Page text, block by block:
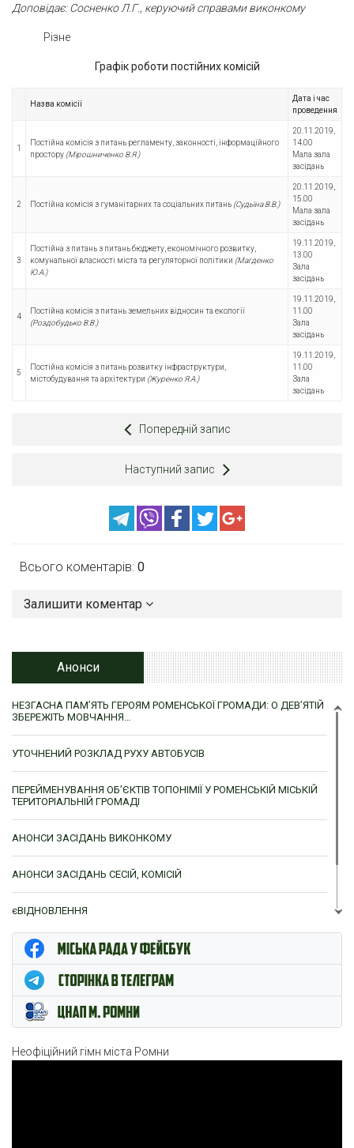
Доповідає: Сосненко Л.Г., керуючий справами виконкому
Різне
Графік роботи постійних комісій
Назва комісії
Дата і час
проведення
1
Постійна комісія з питань регламенту, законності, інформаційного
простору (Мірошниченко В.Я.)
20.11.2019,
14.00
Мала зала
засідань
2 Постійна комісія з гуманітарних та соціальних питань (Судьїна В.В.)
20.11.2019,
15.00
Мала зала
засідань
3
Постійна з питань з питань бюджету, економічного розвитку,
комунальної власності міста та регуляторної політики (Магденко
Ю.А.)
19.11.2019,
13.00
Зала
засідань
4
Постійна комісія з питань земельних відносин та екології
(Роздобудько В.В.)
19.11.2019,
11.00
Зала
засідань
5
Постійна комісія з питань розвитку інфраструктури,
містобудування та архітектури (Журенко Я.А.)
19.11.2019,
11.00
Зала
засідань
Попередній запис
Наступний запис
Всього коментарів: 0
Залишити коментар
Анонси
НЕЗГАСНА ПАМ’ЯТЬ ГЕРОЯМ РОМЕНСЬКОЇ ГРОМАДИ: О ДЕВ’ЯТІЙ
ЗБЕРЕЖІТЬ МОВЧАННЯ…
УТОЧНЕНИЙ РОЗКЛАД РУХУ АВТОБУСІВ
ПЕРЕЙМЕНУВАННЯ ОБ’ЄКТІВ ТОПОНІМІЇ У РОМЕНСЬКІЙ МІСЬКІЙ
ТЕРИТОРІАЛЬНІЙ ГРОМАДІ
АНОНСИ ЗАСІДАНЬ ВИКОНКОМУ
АНОНСИ ЗАСІДАНЬ СЕСІЙ, КОМІСІЙ
єВІДНОВЛЕННЯ
ЦНАП м. Ромни
Неофіційний гімн міста Ромни